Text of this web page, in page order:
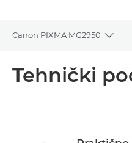
Canon PIXMA MG2950
Tehnički